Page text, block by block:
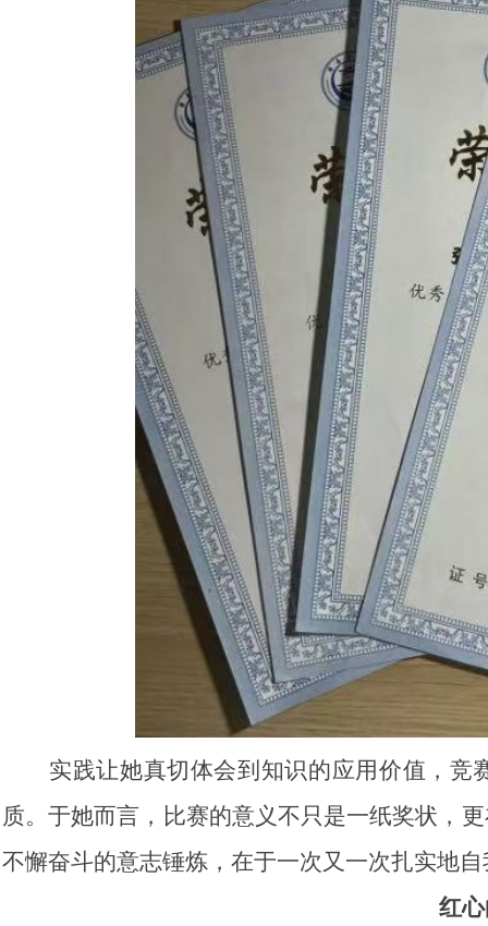
实践让她真切体会到知识的应用价值，
质。于她而言，比赛的意义不只是一纸奖状，
不懈奋斗的意志锤炼，在于一次又一次扎实地
红